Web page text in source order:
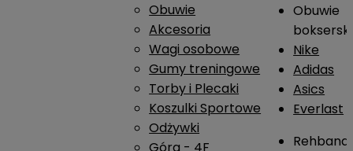
Obuwie
Akcesoria
Wagi osobowe
Gumy treningowe
Torby i Plecaki
Koszulki Sportowe
Odżywki
Obuwie
Nike
Adidas
Asics
Everlast
Rehband